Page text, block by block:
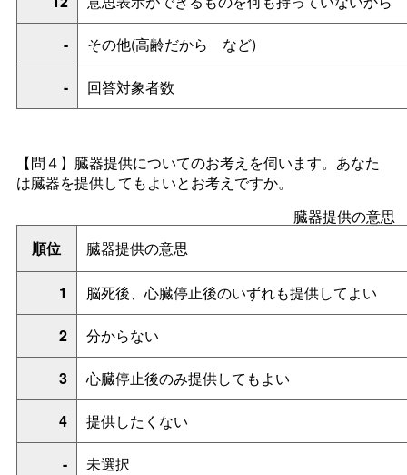
- その他(高齢だから など)
- 回答対象者数
【問４】臓器提供についてのお考えを伺います。あなた
は臓器を提供してもよいとお考えですか。
臓器提供の意思
順位
臓器提供の意思
1 脳死後、心臓停止後のいずれも提供してよい
2 分からない
3 心臓停止後のみ提供してもよい
4 提供したくない
- 未選択